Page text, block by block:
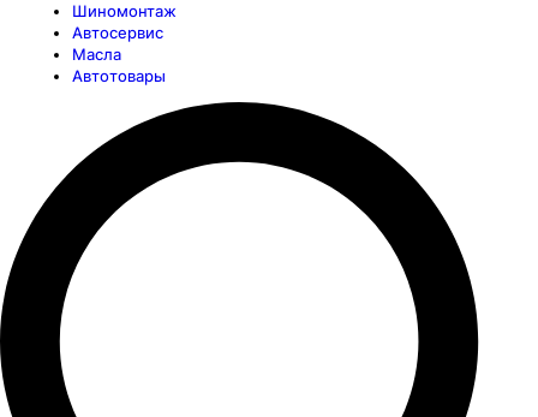
Шиномонтаж
Автосервис
Масла
Автотовары